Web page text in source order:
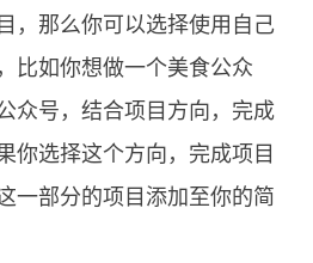
，那么你可以选择使用自己
比如你想做一个美食公众
众号，结合项目方向，完成
你选择这个方向，完成项目
一部分的项目添加至你的简